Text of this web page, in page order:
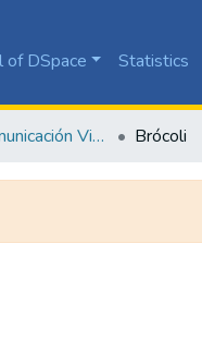
of DSpace Statistics
Diseño de Comunicación Visual Brócoli